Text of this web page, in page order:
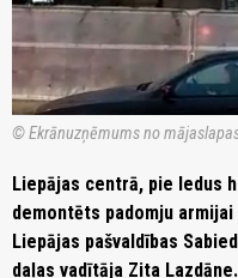
© Ekrānuzņēmums no
Liepājas centrā, pie ledus
demontēts padomju
Liepājas pašvaldības
daļas vadītāja Zita Lazdāne.